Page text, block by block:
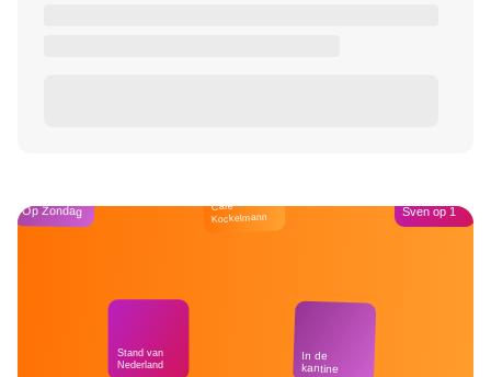
Op Zondag
Stand van
Nederland
Café
Kockelmann
In de
kantine
Sven op 1